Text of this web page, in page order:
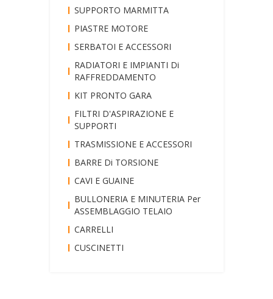
SUPPORTO MARMITTA
PIASTRE MOTORE
SERBATOI E ACCESSORI
RADIATORI E IMPIANTI Di
RAFFREDDAMENTO
KIT PRONTO GARA
FILTRI D'ASPIRAZIONE E
SUPPORTI
TRASMISSIONE E ACCESSORI
BARRE Di TORSIONE
CAVI E GUAINE
BULLONERIA E MINUTERIA Per
ASSEMBLAGGIO TELAIO
CARRELLI
CUSCINETTI